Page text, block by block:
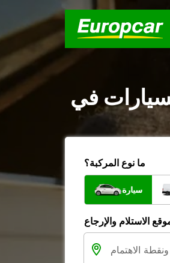
ما نوع المركبة؟
سيارة
الاستلام والإرجاع